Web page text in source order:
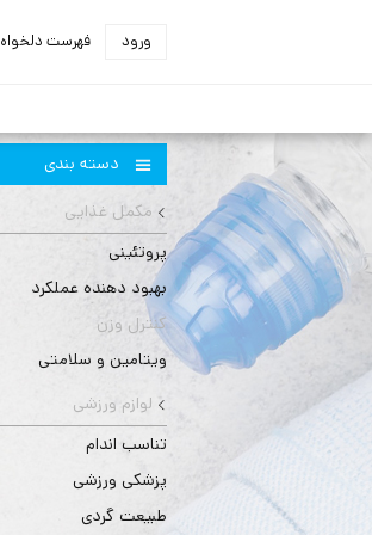
ورود فهرست دلخواه
دسته بندی
مکمل غذایی
پروتئینی
بهبود دهنده عملکرد
کنترل وزن
ویتامین و سلامتی
لوازم ورزشی
تناسب اندام
پزشکی ورزشی
طبیعت گردی